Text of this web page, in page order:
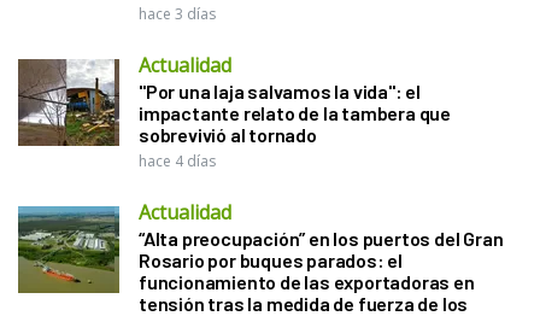
hace 3 días
Actualidad
"Por una laja salvamos la vida": el
impactante relato de la tambera que
sobrevivió al tornado
hace 4 días
Actualidad
“Alta preocupación” en los puertos del Gran
Rosario por buques parados: el
funcionamiento de las exportadoras en
tensión tras la medida de fuerza de los